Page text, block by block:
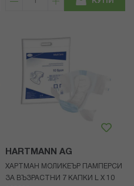
HARTMANN AG
ХАРТМАН МОЛИКЕЪР ПАМПЕРСИ
ЗА ВЪЗРАСТНИ 7 КАПКИ L Х 10